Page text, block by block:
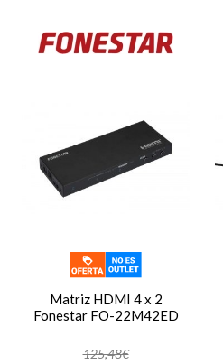
Matriz HDMI 4 x 2
Fonestar FO-22M42ED
125,48€